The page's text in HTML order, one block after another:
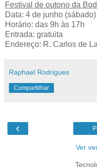
Festival de outono da
Data: 4 de junho (sábado)
Horário: das 9h às 17h
Entrada: gratuita
Endereço: R. Carlos de
Raphael Rodrigues
Compartilhar
‹
Ver